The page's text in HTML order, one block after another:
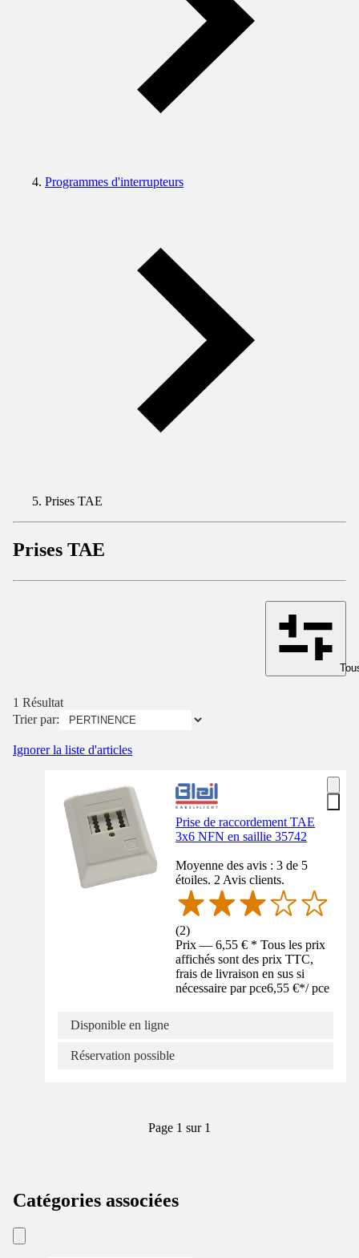
Programmes d'interrupteurs
Prises TAE
Prises TAE
1 Résultat
Trier par:
Ignorer la liste d'articles
Prise de raccordement TAE
3x6 NFN en saillie 35742
Moyenne des avis : 3 de 5
étoiles. 2 Avis clients.
(2)
Prix — 6,55 € * Tous les prix
affichés sont des prix TTC,
frais de livraison en sus si
nécessaire par pce6,55 €*/ pce
Disponible en ligne
Réservation possible
Page 1 sur 1
Catégories associées